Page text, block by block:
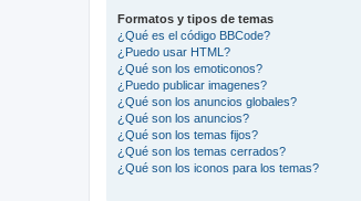
Formatos y tipos de temas
¿Qué es el código BBCode?
¿Puedo usar HTML?
¿Qué son los emoticonos?
¿Puedo publicar imagenes?
¿Qué son los anuncios globales?
¿Qué son los anuncios?
¿Qué son los temas fijos?
¿Qué son los temas cerrados?
¿Qué son los iconos para los temas?